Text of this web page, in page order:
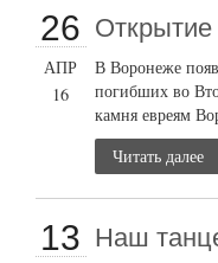
26
АПР
16
В Воронеже
погибших во
камня евреям
Читать далее
13 Наш